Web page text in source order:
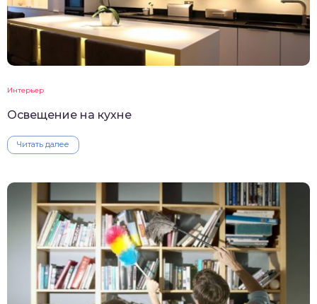
Интерьер
Освещение на кухне
Читать далее